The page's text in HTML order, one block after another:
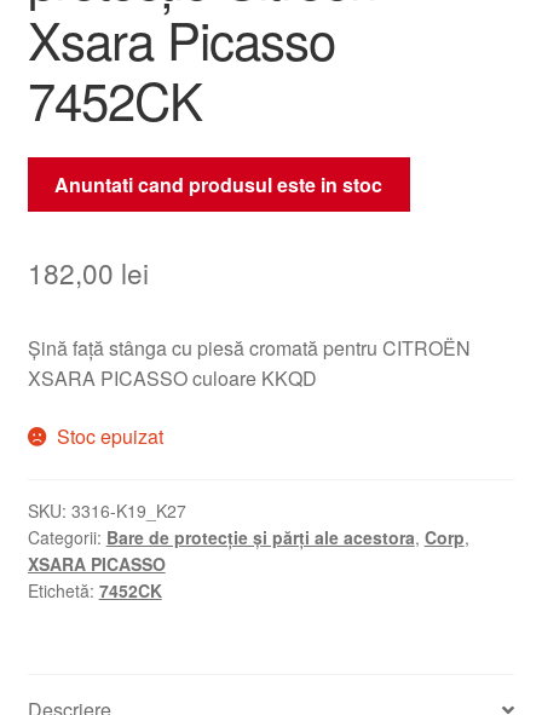
Xsara Picasso
7452CK
Anuntati cand produsul este in stoc
182,00 lei
Șină față stânga cu piesă cromată pentru CITROËN
XSARA PICASSO culoare KKQD
Stoc epuizat
SKU: 3316-K19_K27
Categorii: Bare de protecție și părți ale acestora, Corp,
XSARA PICASSO
Etichetă: 7452CK